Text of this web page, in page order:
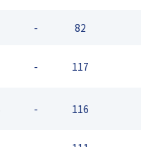
- 82
- 117
- 116